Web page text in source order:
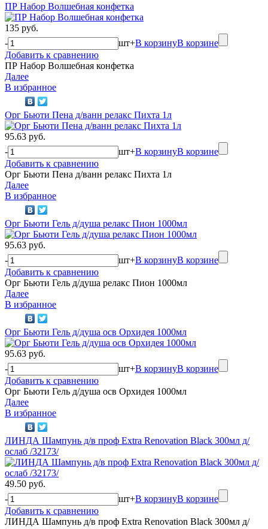
ПР Набор Волшебная конфетка
135 руб.
-
шт+В корзинуВ корзине
Добавить к сравнению
ПР Набор Волшебная конфетка
Далее
В избранное
Орг Бьюти Пена д/ванн релакс Пихта 1л
95.63 руб.
-
шт+В корзинуВ корзине
Добавить к сравнению
Орг Бьюти Пена д/ванн релакс Пихта 1л
Далее
В избранное
Орг Бьюти Гель д/душа релакс Пион 1000мл
95.63 руб.
-
шт+В корзинуВ корзине
Добавить к сравнению
Орг Бьюти Гель д/душа релакс Пион 1000мл
Далее
В избранное
Орг Бьюти Гель д/душа осв Орхидея 1000мл
95.63 руб.
-
шт+В корзинуВ корзине
Добавить к сравнению
Орг Бьюти Гель д/душа осв Орхидея 1000мл
Далее
В избранное
ЛИНДА Шампунь д/в проф Extra Renovation Black 300мл д/
ослаб /32173/
49.50 руб.
-
шт+В корзинуВ корзине
Добавить к сравнению
ЛИНДА Шампунь д/в проф Extra Renovation Black 300мл д/